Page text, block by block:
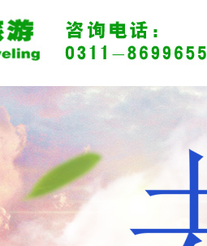
景区资讯